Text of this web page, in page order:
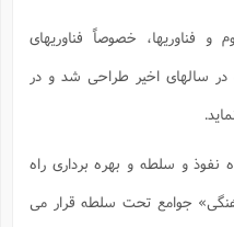
فناوریها، خصوصاً فناوریهای
در سالهای اخیر طراحی شد و در
نفوذ و سلطه و بهره برداری راه
جوامع تحت سلطه قرار می